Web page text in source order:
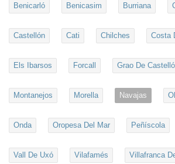
Benicarló Benicasim Burriana
Castellón Cati Chilches Costa
Els Ibarsos Forcall Grao De
Montanejos Morella Navajas
Onda Oropesa Del Mar Peñíscola
Vall De Uxó Vilafamés Villafranca